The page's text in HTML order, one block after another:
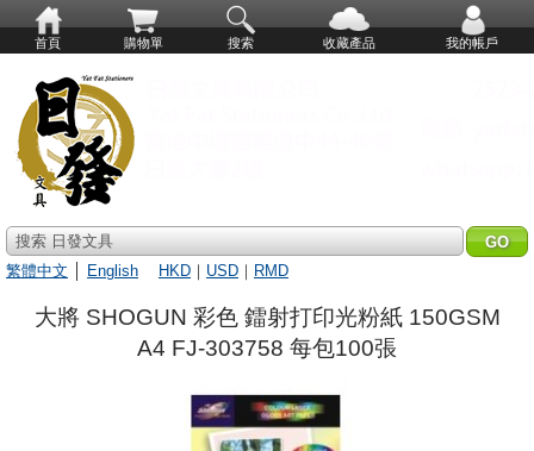
首頁 購物單 搜索 收藏產品 我的帳戶
搜索 日發文具
繁體中文
English HKD ｜ USD ｜ RMD
大將 SHOGUN 彩色 鐳射打印光粉紙 150GSM
A4 FJ-303758 每包100張